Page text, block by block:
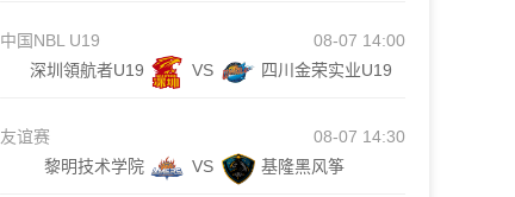
中国NBL U19
08-07 14:00
深圳領航者U19
VS 四川金荣实业U19
友谊赛
08-07 14:30
黎明技术学院
VS 基隆黑风筝